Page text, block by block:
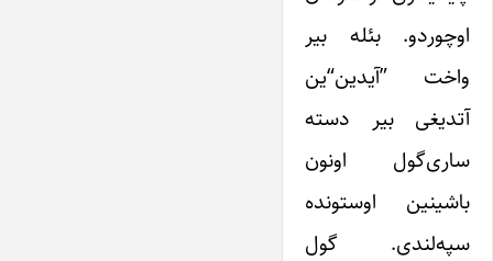
اوچوردو. بئله بیر
واخت ”آیدین“‌ین
آتدیغی بیر دسته
ساری‌گول اونون
باشینین اوستونده
سپه‌لندی. گول